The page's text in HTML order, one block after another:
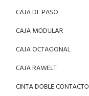
CAJA DE PASO
CAJA MODULAR
CAJA OCTAGONAL
CAJA RAWELT
CINTA DOBLE CONTACTO